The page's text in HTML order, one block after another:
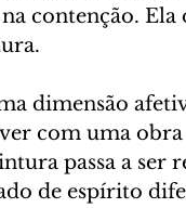
contenção.
dimensão
com uma
passa a
de espírito